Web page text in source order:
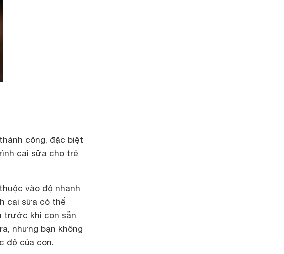
công, đặc biệt
cai sữa cho trẻ
vào độ nhanh
cai sữa có thể
trước khi con sẵn
nhưng bạn không
độ của con.